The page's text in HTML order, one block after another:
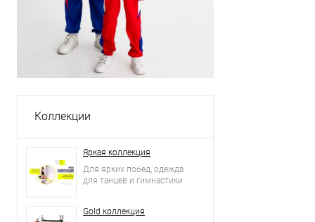
Коллекции
Яркая коллекция
Для ярких побед, одежда
для танцев и гимнастики
Gold коллекция